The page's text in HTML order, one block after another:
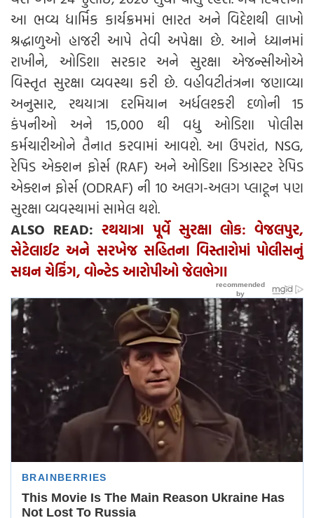
આ ભવ્ય ધાર્મિક કાર્યક્રમમાં ભારત અને વિદેશથી લાખો
શ્રદ્ધાળુઓ હાજરી આપે તેવી અપેક્ષા છે. આને ધ્યાનમાં
રાખીને, ઓડિશા સરકાર અને સુરક્ષા એજન્સીઓએ
વિસ્તૃત સુરક્ષા વ્યવસ્થા કરી છે. વહીવટીતંત્રના જણાવ્યા
અનુસાર, રથયાત્રા દરમિયાન અર્ધલશ્કરી દળોની 15
કંપનીઓ અને 15,000 થી વધુ ઓડિશા પોલીસ
કર્મચારીઓને તૈનાત કરવામાં આવશે. આ ઉપરાંત, NSG,
રેપિડ એક્શન ફોર્સ (RAF) અને ઓડિશા ડિઝાસ્ટર રેપિડ
એક્શન ફોર્સ (ODRAF) ની 10 અલગ-અલગ પ્લાટૂન પણ
સુરક્ષા વ્યવસ્થામાં સામેલ થશે.
ALSO READ:રથયાત્રા પૂર્વે સુરક્ષા લોક: વેજલપુર,
સેટેલાઈટ અને સરખેજ સહિતના વિસ્તારોમાં પોલીસનું
સઘન ચેકિંગ, વોન્ટેડ આરોપીઓ જેલભેગા